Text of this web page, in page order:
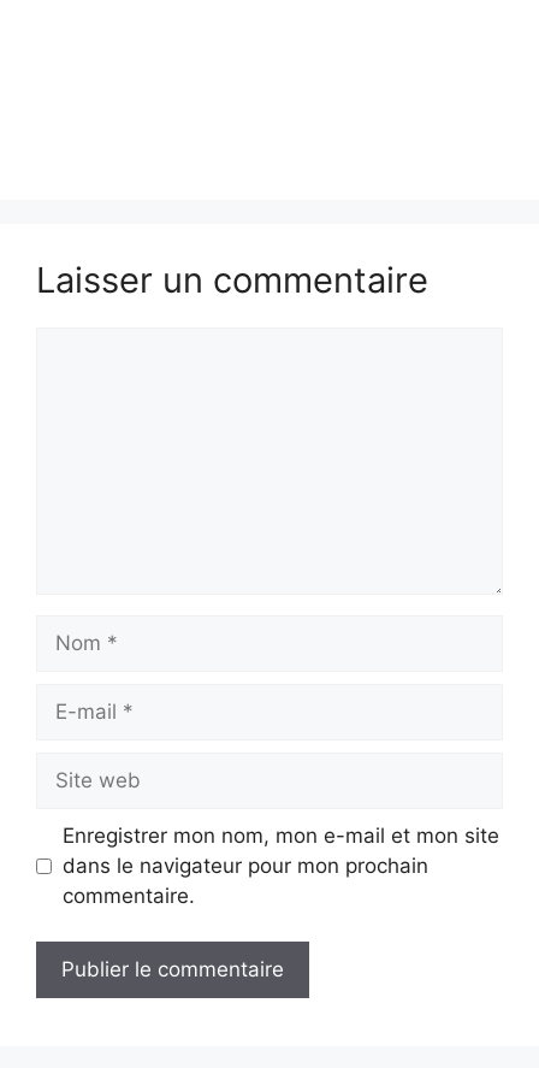
Laisser un commentaire
mail
web
Enregistrer mon nom, mon e-mail et mon site
dans le navigateur pour mon prochain
commentaire.